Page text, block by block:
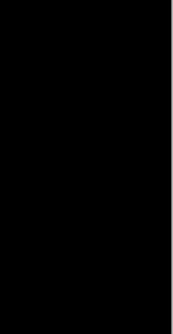
Diario ABC
transgresor y divertido
la pantalla (...)
propio Reynolds deja en
Una joya impoluta que
El Periódico
dejar claras su
al final solo es una
inspirada, de lo